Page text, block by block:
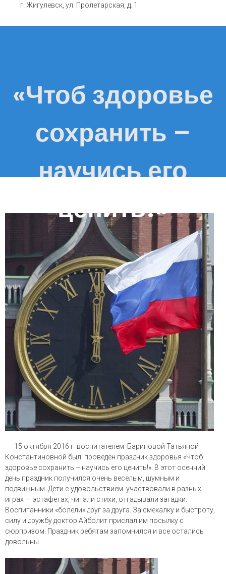
г. Жигулевск, ул. Пролетарская, д. 1
«Чтоб здоровье
сохранить –
научись его
ценить!»
15 октября 2016 г воспитателем Бариновой Татьяной
Константиновной был проведен праздник здоровья «Чтоб
здоровье сохранить – научись его ценить!». В этот осенний
день праздник получился очень веселым, шумным и
подвижным. Дети с удовольствием участвовали в разных
играх — эстафетах, читали стихи, отгадывали загадки.
Воспитанники «болели» друг за друга. За смекалку и быстроту,
силу и дружбу доктор Айболит прислал им посылку с
сюрпризом. Праздник ребятам запомнился и все остались
довольны.